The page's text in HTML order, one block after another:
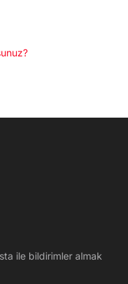
ile bildirimler almak